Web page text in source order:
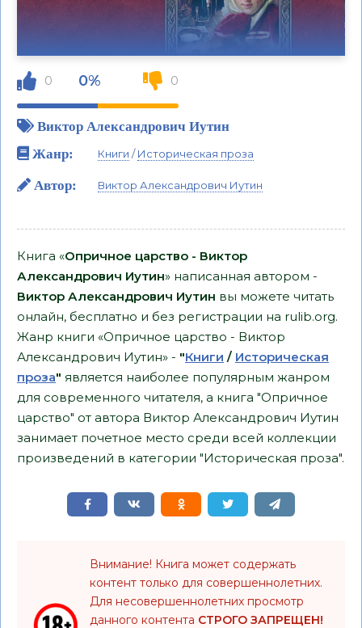
0 0% 0
Виктор Александрович Иутин
Жанр:
Книги /Историческая проза
Автор: Виктор Александрович Иутин
Книга «Опричное царство - Виктор
Александрович Иутин» написанная автором -
Виктор Александрович Иутин вы можете читать
онлайн, бесплатно и без регистрации на rulib.org.
Жанр книги «Опричное царство - Виктор
Александрович Иутин» - "Книги / Историческая
проза" является наиболее популярным жанром
для современного читателя, а книга "Опричное
царство" от автора Виктор Александрович Иутин
занимает почетное место среди всей коллекции
произведений в категории "Историческая проза".
Внимание! Книга может содержать
контент только для совершеннолетних.
Для несовершеннолетних просмотр
данного контента СТРОГО ЗАПРЕЩЕН!